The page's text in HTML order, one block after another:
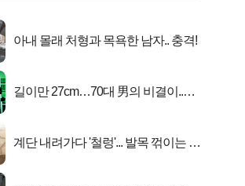
아내 몰래 처형과 목욕한 남자.. 충격!
길이만 27cm…70대 男의 비결이..충
계단 내려가다 '철렁'... 발목 꺾이는 이